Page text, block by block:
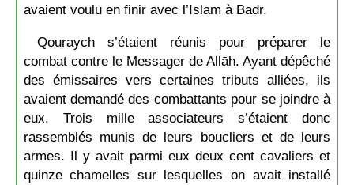
avaient voulu en finir avec l’Islam à Badr.
Qouraych s’étaient réunis pour préparer le
combat contre le Messager de Allāh. Ayant dépêché
des émissaires vers certaines tributs alliées, ils
avaient demandé des combattants pour se joindre à
eux. Trois mille associateurs s’étaient donc
rassemblés munis de leurs boucliers et de leurs
armes. Il y avait parmi eux deux cent cavaliers et
quinze chamelles sur lesquelles on avait installé